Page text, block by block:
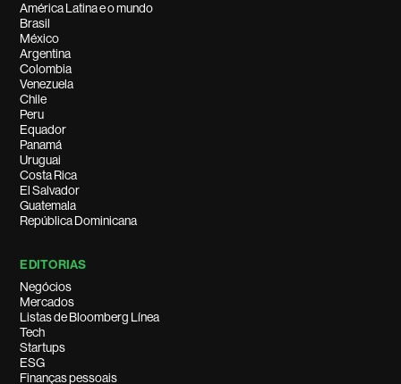
América Latina e o mundo
Brasil
México
Argentina
Colombia
Venezuela
Chile
Peru
Equador
Panamá
Uruguai
Costa Rica
El Salvador
Guatemala
República Dominicana
EDITORIAS
Negócios
Mercados
Listas de Bloomberg Línea
Tech
Startups
ESG
Finanças pessoais